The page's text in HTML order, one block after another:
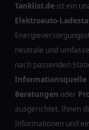
Tanklist.de ist ein
Elektroauto-
neutrale und
nach passenden
Informationsquelle
Beratungen oder
ausgerichtet, Ihnen
Informationen und